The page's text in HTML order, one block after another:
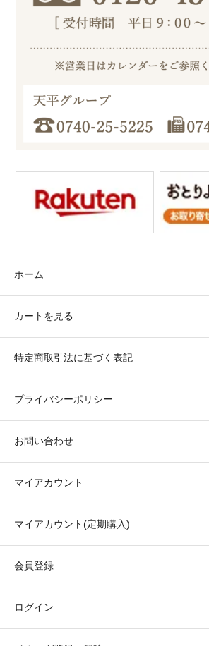
ホーム
カートを見る
特定商取引法に基づく表記
プライバシーポリシー
お問い合わせ
マイアカウント
マイアカウント(定期購入)
会員登録
ログイン